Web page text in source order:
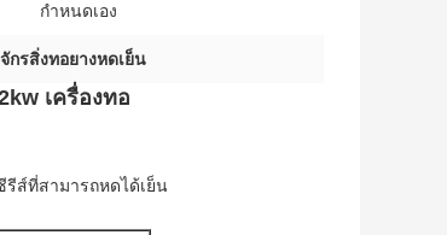
กำหนดเอง
จักรสิ่งทอยางหดเย็น
เครื่องทอ
ส์ที่สามารถหดได้เย็น